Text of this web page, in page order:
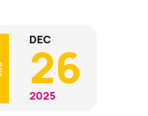
DEC
26
2025